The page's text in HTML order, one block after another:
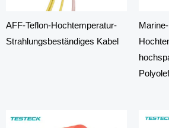
AFF-Teflon-Hochtemperatur-
Strahlungsbeständiges Kabel